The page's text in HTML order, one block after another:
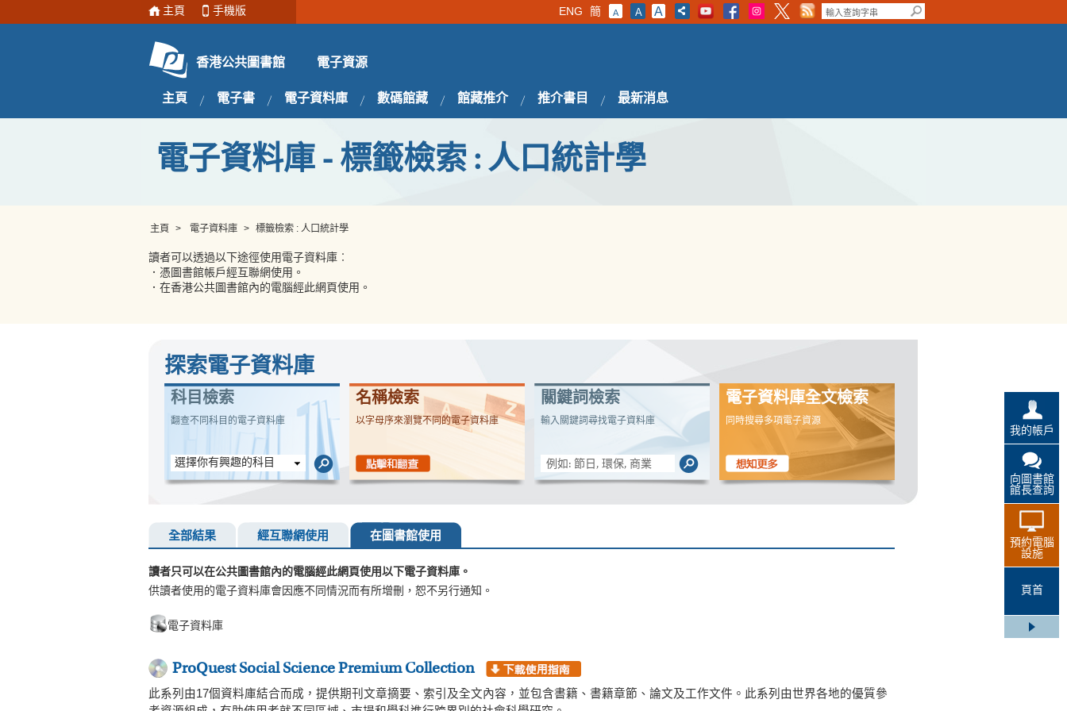
主頁 手機版 ENG 簡 A A A
香港公共圖書館 電子資源
主頁 電子書 電子資料庫 數碼館藏 館藏推介 推介書目 最新消息
我的帳戶
向圖書館
館長查詢
預約電腦
設施
頁首
電子資料庫 - 標籤檢索 : 人口統計學
主頁 > 電子資料庫 > 標籤檢索 : 人口統計學
讀者可以透過以下途徑使用電子資料庫︰
．憑圖書館帳戶經互聯網使用。
．在香港公共圖書館內的電腦經此網頁使用。
探索電子資料庫
科目檢索
翻查不同科目的電子資料庫
選擇你有興趣的科目
名稱檢索
以字母序來瀏覽不同的電子資料庫
關鍵詞檢索
輸入關鍵詞尋找電子資料庫
電子資料庫全文檢索
同時搜尋多項電子資源
全部結果 經互聯網使用 在圖書館使用
讀者只可以在公共圖書館內的電腦經此網頁使用以下電子資料庫。
供讀者使用的電子資料庫會因應不同情況而有所增刪，恕不另行通知。
電子資料庫
ProQuest Social Science Premium Collection
此系列由17個資料庫結合而成，提供期刊文章摘要、索引及全文內容，並包含書籍、書籍章節、論文及工作文件。此系列由世界各地的優質參